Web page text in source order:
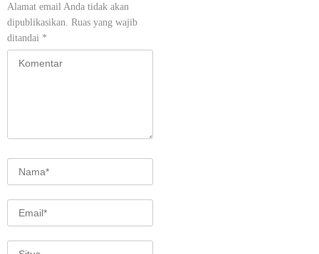
Alamat email Anda tidak akan
dipublikasikan. Ruas yang wajib
ditandai *